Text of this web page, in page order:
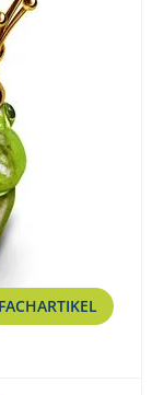
FACHARTIKEL